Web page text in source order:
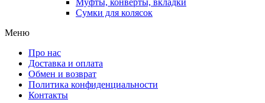
Муфты, конверты, вкладки
Сумки для колясок
Меню
Про нас
Доставка и оплата
Обмен и возврат
Политика конфиденциальности
Контакты